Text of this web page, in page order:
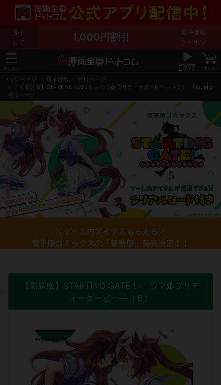
8/7
まで
1,000円割引
電子書籍
クーポン
トップページ 電子書籍
特集ページ
「【新装版】STARTING GATE！ ―ウマ娘プリティーダービー―（５）」特典付き
特設ページ
＼ゲーム内アイテムもらえる／
電子版コミックスの「新装版」発売決定！！
【新装版】STARTING GATE！ ―ウマ娘プリテ
ィーダービー―（５）